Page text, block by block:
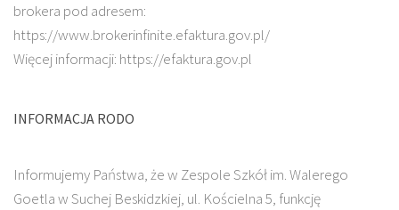
brokera pod adresem:
https://www.brokerinfinite.efaktura.gov.pl/
Więcej informacji: https://efaktura.gov.pl
INFORMACJA RODO
Informujemy Państwa, że w Zespole Szkół im. Walerego
Goetla w Suchej Beskidzkiej, ul. Kościelna 5, funkcję